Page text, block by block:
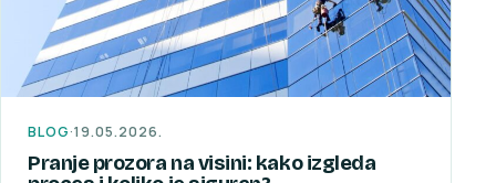
BLOG·19.05.2026.
Pranje prozora na visini: kako izgleda